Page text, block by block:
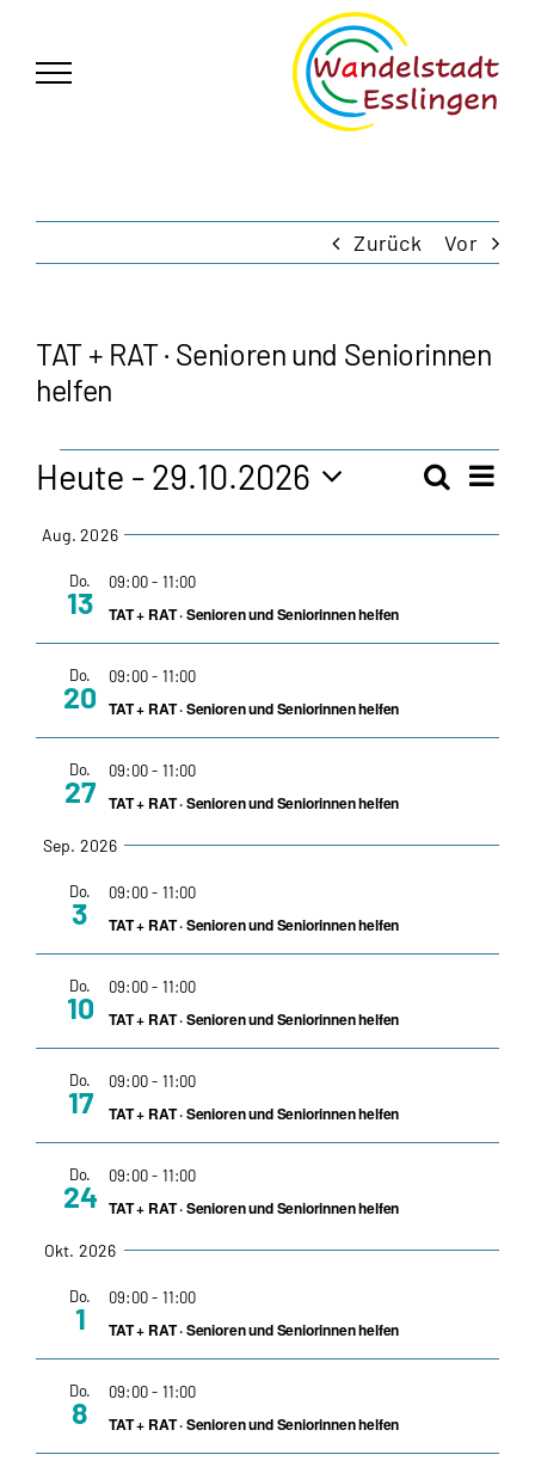
springen
Zurück Vor
TAT + RAT · Senioren und Seniorinnen
helfen
Veranstaltungen Suche
Heute - 29.10.2026
auswählen.
Aug. 2026
Do.
13
09:00- 11:00
TAT + RAT · Senioren und Seniorinnen helfen
Do.
20
09:00- 11:00
TAT + RAT · Senioren und Seniorinnen helfen
Do.
27
09:00- 11:00
TAT + RAT · Senioren und Seniorinnen helfen
Sep. 2026
Do.
3
09:00- 11:00
TAT + RAT · Senioren und Seniorinnen helfen
Do.
10
09:00- 11:00
TAT + RAT · Senioren und Seniorinnen helfen
Do.
17
09:00- 11:00
TAT + RAT · Senioren und Seniorinnen helfen
Do.
24
09:00- 11:00
TAT + RAT · Senioren und Seniorinnen helfen
Okt. 2026
Do.
1
09:00- 11:00
TAT + RAT · Senioren und Seniorinnen helfen
Do.
8
09:00- 11:00
TAT + RAT · Senioren und Seniorinnen helfen